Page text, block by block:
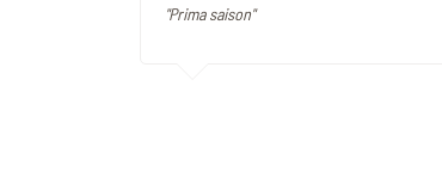
"Prima saison"